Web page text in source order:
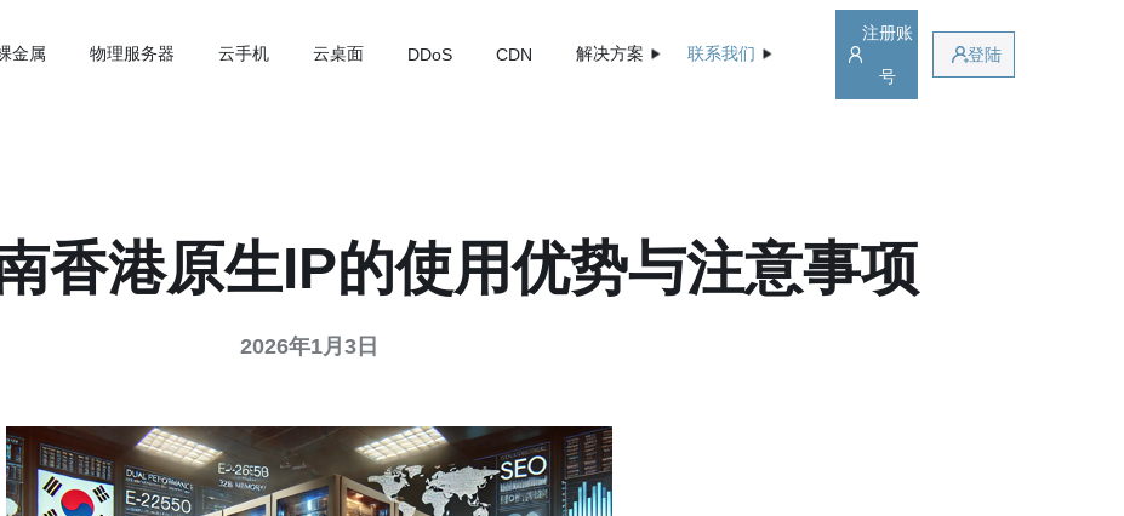
金属 物理服务器 云手机 云桌面 DDoS CDN 解决方案 联系我们
注册账
号
登陆
香港原生IP的使用优势与注意事项
2026年1月3日